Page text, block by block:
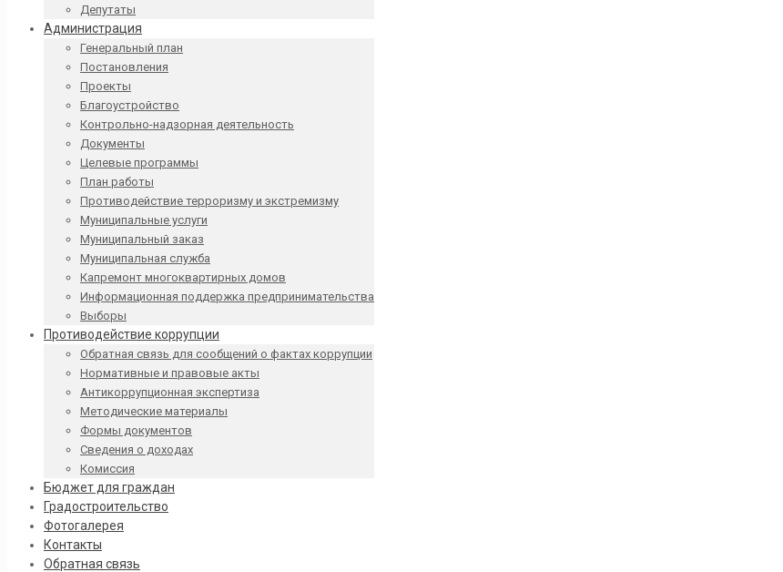
Депутаты
Администрация
Генеральный план
Постановления
Проекты
Благоустройство
Контрольно-надзорная деятельность
Документы
Целевые программы
План работы
Противодействие терроризму и экстремизму
Муниципальные услуги
Муниципальный заказ
Муниципальная служба
Капремонт многоквартирных домов
Информационная поддержка предпринимательства
Выборы
Противодействие коррупции
Обратная связь для сообщений о фактах коррупции
Нормативные и правовые акты
Антикоррупционная экспертиза
Методические материалы
Формы документов
Сведения о доходах
Комиссия
Бюджет для граждан
Градостроительство
Фотогалерея
Контакты
Обратная связь